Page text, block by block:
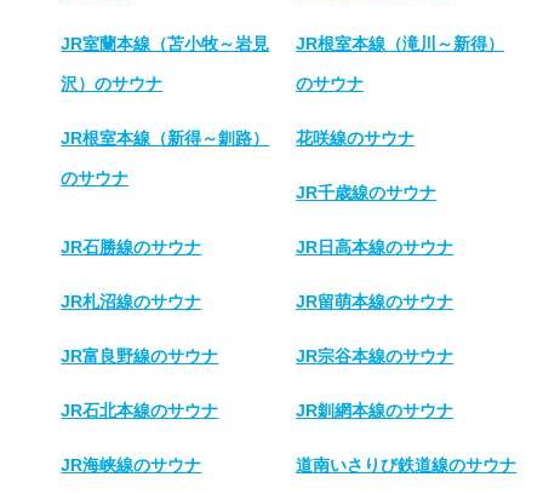
JR室蘭本線（苫小牧～岩見
沢）のサウナ
JR根室本線（滝川～新得）
のサウナ
JR根室本線（新得～釧路）
のサウナ
花咲線のサウナ
JR千歳線のサウナ
JR石勝線のサウナ JR日高本線のサウナ
JR札沼線のサウナ JR留萌本線のサウナ
JR富良野線のサウナ JR宗谷本線のサウナ
JR石北本線のサウナ JR釧網本線のサウナ
JR海峡線のサウナ 道南いさりび鉄道線のサウナ